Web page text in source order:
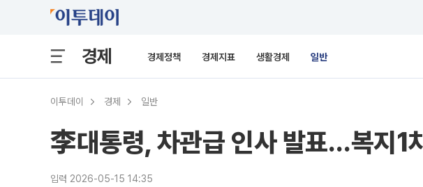
경제 경제정책 경제지표 생활경제 일반
이투데이 경제 일반
李대통령, 차관급 인사 발표…복지1
입력 2026-05-15 14:35